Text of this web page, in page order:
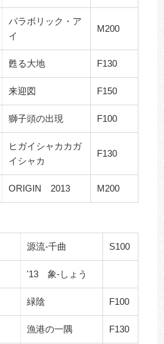
パラボリック・ア
イ
M200
甦る大地 F130
来迎図 F150
獅子頭の出現 F100
ヒガイシャカカガ
イシャカ
F130
ORIGIN 2013 M200
源流-千曲 S100
'13 象-しょう
緑陰 F100
漁港の一隅 F130